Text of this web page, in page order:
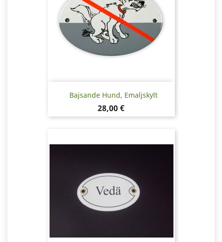
Bajsande Hund, Emaljskylt
Pris
28,00 €